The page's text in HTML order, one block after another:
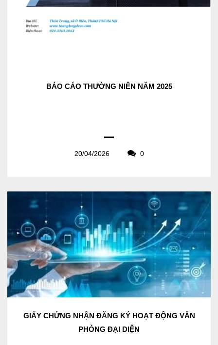
BÁO CÁO THƯỜNG NIÊN NĂM 2025
20/04/2026 0
GIẤY CHỨNG NHẬN ĐĂNG KÝ HOẠT ĐỘNG VĂN
PHÒNG ĐẠI DIỆN